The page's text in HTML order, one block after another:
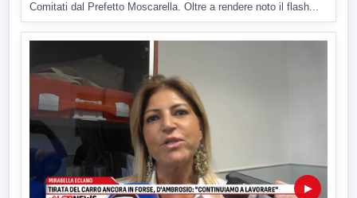
Comitati dal Prefetto Moscarella. Oltre a rendere noto il flash...
▶